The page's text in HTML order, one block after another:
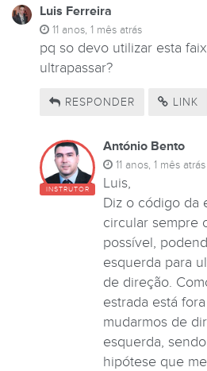
Luis Ferreira
11 anos, 1 mês atrás
pq so devo utilizar esta
ultrapassar?
RESPONDER LINK
INSTRUTOR
António Bento
11 anos, 1 mês atrás
Luis,
Diz o código da
circular sempre
possível,
esquerda para
de direção.
estrada está
mudarmos de
esquerda,
hipótese que